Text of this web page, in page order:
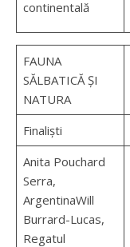
continentală
FAUNA
SĂLBATICĂ ȘI
NATURA
Finaliști
Anita Pouchard
Serra,
ArgentinaWill
Burrard-Lucas,
Regatul